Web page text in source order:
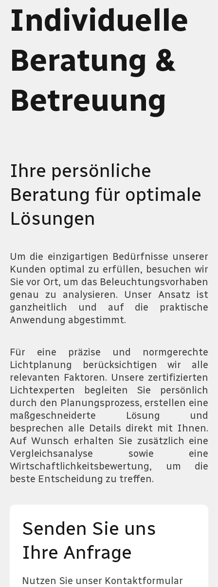
Individuelle
Beratung &
Betreuung
Ihre persönliche
Beratung für optimale
Lösungen
Um die einzigartigen Bedürfnisse unserer
Kunden optimal zu erfüllen, besuchen wir
Sie vor Ort, um das Beleuchtungsvorhaben
genau zu analysieren. Unser Ansatz ist
ganzheitlich und auf die praktische
Anwendung abgestimmt.
Für eine präzise und normgerechte
Lichtplanung berücksichtigen wir alle
relevanten Faktoren. Unsere zertifizierten
Lichtexperten begleiten Sie persönlich
durch den Planungsprozess, erstellen eine
maßgeschneiderte Lösung und
besprechen alle Details direkt mit Ihnen.
Auf Wunsch erhalten Sie zusätzlich eine
Vergleichsanalyse sowie eine
Wirtschaftlichkeitsbewertung, um die
beste Entscheidung zu treffen.
Senden Sie uns
Ihre Anfrage
Nutzen Sie unser Kontaktformular